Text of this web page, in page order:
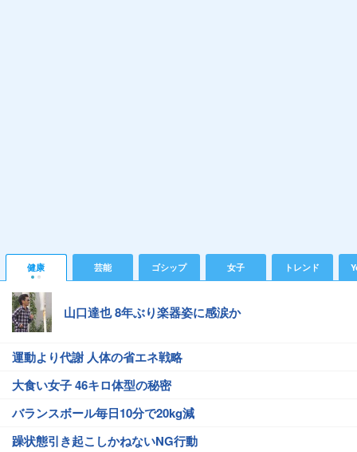
健康 芸能 ゴシップ 女子 トレンド
山口達也 8年ぶり楽器姿に感涙か
運動より代謝 人体の省エネ戦略
大食い女子 46キロ体型の秘密
バランスボール毎日10分で20kg減
躁状態引き起こしかねないNG行動